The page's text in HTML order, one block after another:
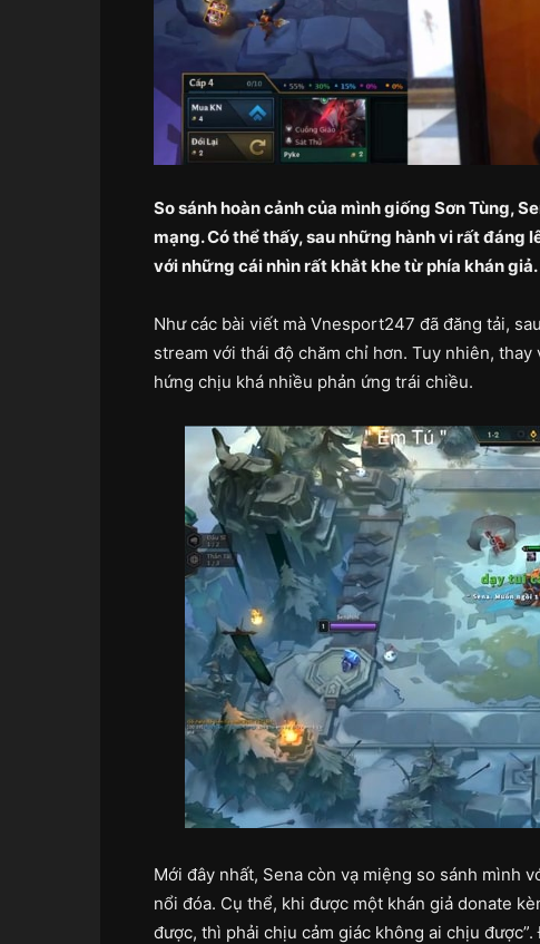
So sánh hoàn cảnh của mình giống Sơn Tùng,
mạng. Có thể thấy, sau những hành vi rất đáng
với những cái nhìn rất khắt khe từ phía khán giả.
Như các bài viết mà Vnesport247 đã đăng tải,
stream với thái độ chăm chỉ hơn. Tuy nhiên,
hứng chịu khá nhiều phản ứng trái chiều.
Mới đây nhất, Sena còn vạ miệng so sánh mình
nổi đóa. Cụ thể, khi được một khán giả donate
được, thì phải chịu cảm giác không ai chịu